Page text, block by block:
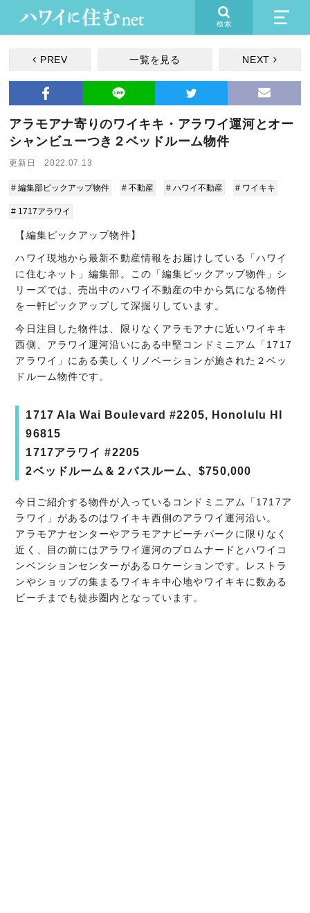
検索
PREV 一覧を見る NEXT
アラモアナ寄りのワイキキ・アラワイ運河とオー
シャンビューつき２ベッドルーム物件
更新日 2022.07.13
# 編集部ピックアップ物件 # 不動産 # ハワイ不動産 # ワイキキ
# 1717アラワイ
【編集ピックアップ物件】
ハワイ現地から最新不動産情報をお届けしている「ハワイ
に住むネット」編集部。この「編集ピックアップ物件」シ
リーズでは、売出中のハワイ不動産の中から気になる物件
を一軒ピックアップして深掘りしています。
今日注目した物件は、限りなくアラモアナに近いワイキキ
西側、アラワイ運河沿いにある中堅コンドミニアム「1717
アラワイ」にある美しくリノベーションが施された２ベッ
ドルーム物件です。
1717 Ala Wai Boulevard #2205, Honolulu HI
96815
1717アラワイ #2205
2ベッドルーム＆２バスルーム、$750,000
今日ご紹介する物件が入っているコンドミニアム「1717ア
ラワイ」があるのはワイキキ西側のアラワイ運河沿い。
アラモアナセンターやアラモアナビーチパークに限りなく
近く、目の前にはアラワイ運河のプロムナードとハワイコ
ンベンションセンターがあるロケーションです。レストラ
ンやショップの集まるワイキキ中心地やワイキキに数ある
ビーチまでも徒歩圏内となっています。